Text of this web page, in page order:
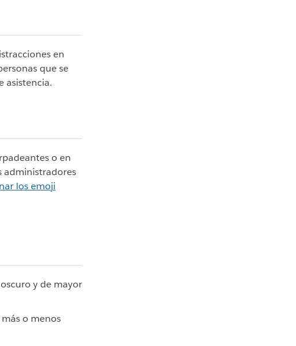
en
que se
asistencia.
o en
administradores
los emoji
y de mayor
o menos